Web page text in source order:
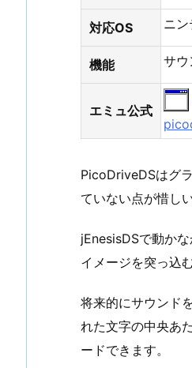
対応OS ニ
機能 サ
エミュ公式
PicoDriveDSはグ
ていない点が惜しい
jEnesisDSで動か
イメージを突っ込
将来的にサウンド
れた文字の中央あ
ードできます。